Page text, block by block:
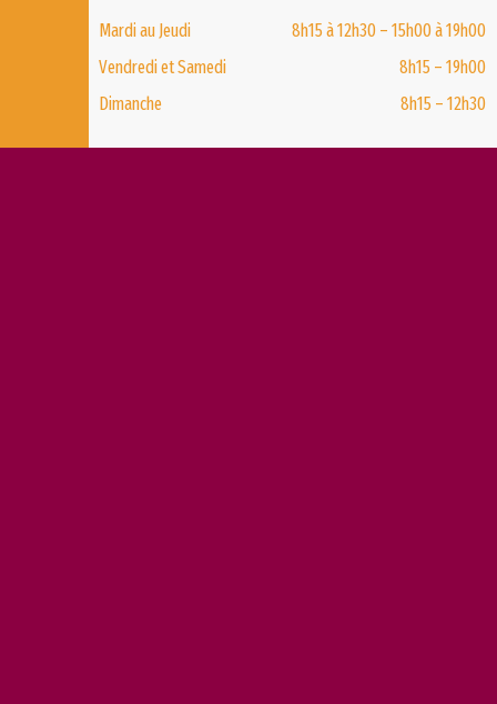
Mardi au Jeudi
8h15 à 12h30 – 15h00 à 19h00
Vendredi et Samedi
8h15 – 19h00
Dimanche
8h15 – 12h30